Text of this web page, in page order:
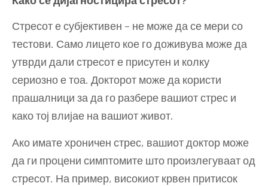
Стресот е субјективен – не може да се мери со
тестови. Само лицето кое го доживува може да
утврди дали стресот е присутен и колку
сериозно е тоа. Докторот може да користи
прашалници за да го разбере вашиот стрес и
како тој влијае на вашиот живот.
Ако имате хроничен стрес, вашиот доктор може
да ги процени симптомите што произлегуваат од
стресот. На пример, високиот крвен притисок